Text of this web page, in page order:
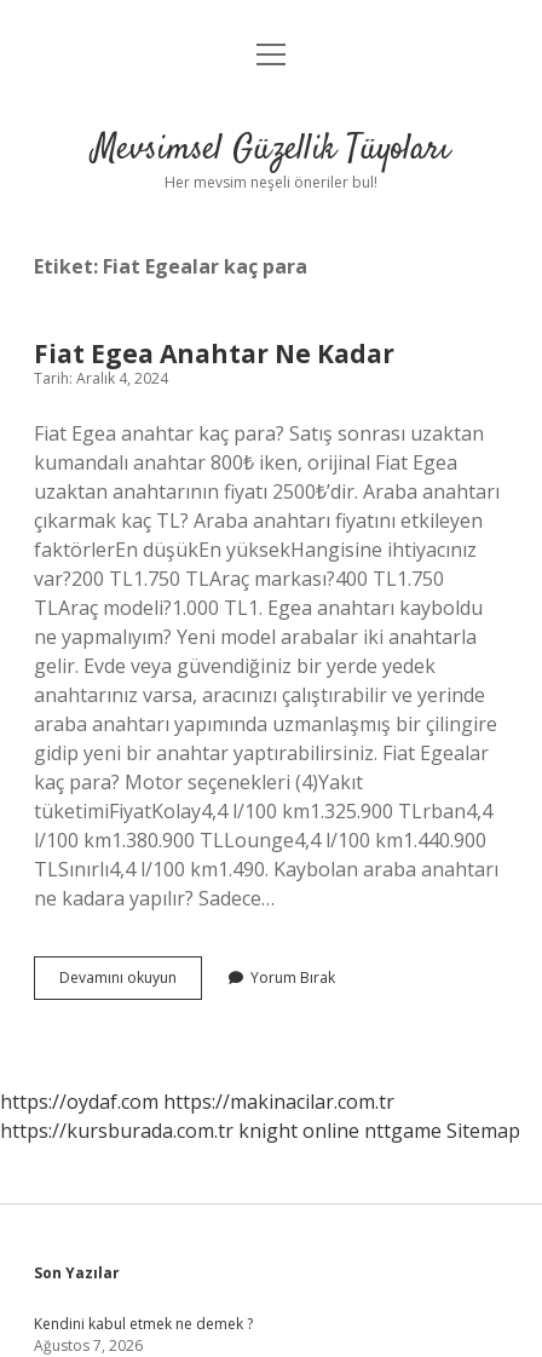
Anasayfa
Yasal Uyarı
menüyü
Mevsimsel Güzellik Tüyoları
Her mevsim neşeli öneriler bul!
Etiket: Fiat Egealar kaç para
Fiat Egea Anahtar Ne Kadar
Tarih: Aralık 4, 2024
Fiat Egea anahtar kaç para? Satış sonrası uzaktan
kumandalı anahtar 800₺ iken, orijinal Fiat Egea
uzaktan anahtarının fiyatı 2500₺’dir. Araba anahtarı
çıkarmak kaç TL? Araba anahtarı fiyatını etkileyen
faktörlerEn düşükEn yüksekHangisine ihtiyacınız
var?200 TL1.750 TLAraç markası?400 TL1.750
TLAraç modeli?1.000 TL1. Egea anahtarı kayboldu
ne yapmalıyım? Yeni model arabalar iki anahtarla
gelir. Evde veya güvendiğiniz bir yerde yedek
anahtarınız varsa, aracınızı çalıştırabilir ve yerinde
araba anahtarı yapımında uzmanlaşmış bir çilingire
gidip yeni bir anahtar yaptırabilirsiniz. Fiat Egealar
kaç para? Motor seçenekleri (4)Yakıt
tüketimiFiyatKolay4,4 l/100 km1.325.900 TLrban4,4
l/100 km1.380.900 TLLounge4,4 l/100 km1.440.900
TLSınırlı4,4 l/100 km1.490. Kaybolan araba anahtarı
ne kadara yapılır? Sadece…
Devamını okuyun
Egea
Yorum Bırak
https://oydaf.com https://makinacilar.com.tr
https://kursburada.com.tr knight online nttgame Sitemap
Sidebar
Son Yazılar
Kendini kabul etmek ne demek ?
Ağustos 7, 2026